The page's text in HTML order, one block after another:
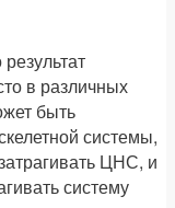
в различных
быть
системы,
ЦНС, и
систему